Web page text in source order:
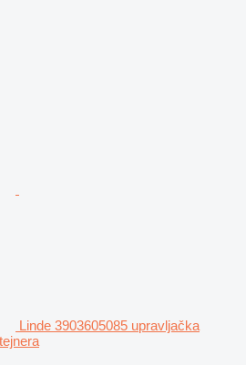
Linde 3903605085 upravljačka